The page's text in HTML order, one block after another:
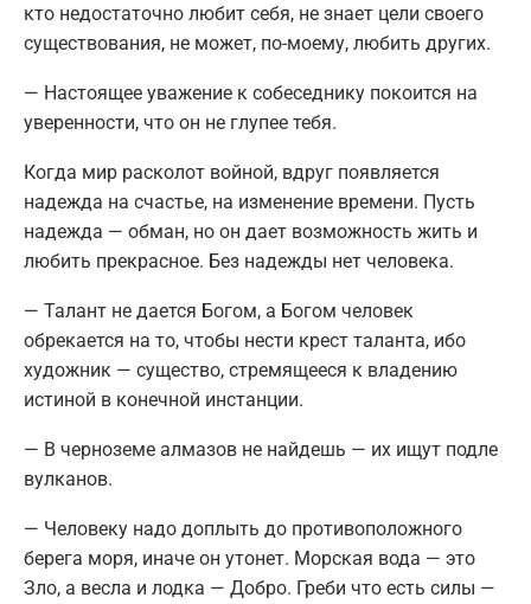
кто недостаточно любит себя, не знает цели своего
существования, не может, по-моему, любить других.
— Настоящее уважение к собеседнику покоится на
уверенности, что он не глупее тебя.
Когда мир расколот войной, вдруг появляется
надежда на счастье, на изменение времени. Пусть
надежда — обман, но он дает возможность жить и
любить прекрасное. Без надежды нет человека.
— Талант не дается Богом, а Богом человек
обрекается на то, чтобы нести крест таланта, ибо
художник — существо, стремящееся к владению
истиной в конечной инстанции.
— В черноземе алмазов не найдешь — их ищут подле
вулканов.
— Человеку надо доплыть до противоположного
берега моря, иначе он утонет. Морская вода — это
Зло, а весла и лодка — Добро. Греби что есть силы —